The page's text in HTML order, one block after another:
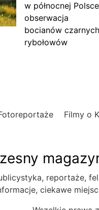
w północnej
obserwacja
bocianów
rybołowów
Filmy o
reportaże,
ciekawe